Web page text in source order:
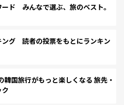
ド みんなで選ぶ、旅のベスト。
ング 読者の投票をもとにランキン
国旅行がもっと楽しくなる 旅先・